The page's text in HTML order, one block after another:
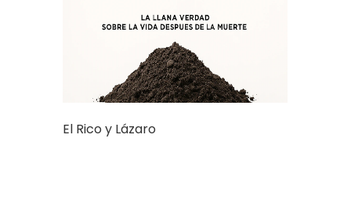
El Rico y Lázaro